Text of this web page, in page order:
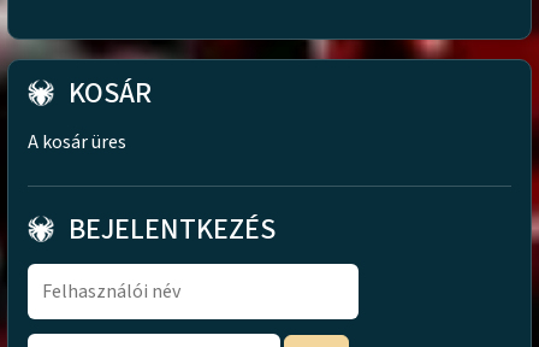
KOSÁR
A kosár üres
BEJELENTKEZÉS